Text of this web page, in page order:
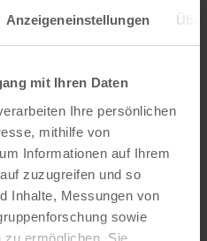
Anzeigeneinstellungen
mit Ihren Daten
Ihre persönlichen
mithilfe von
Informationen auf Ihrem
zuzugreifen und so
Inhalte, Messungen von
sowie
zu ermöglichen. Sie
Fehler/Problem melden
Stadtplanwerk
Karte mit vielen
auf Daten des
(
© OpenStreetMap